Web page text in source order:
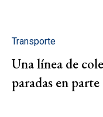
Transporte
Una línea de
paradas en